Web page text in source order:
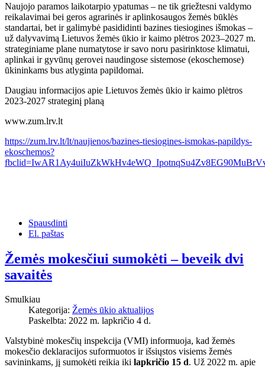
Naujojo paramos laikotarpio ypatumas – ne tik griežtesni valdymo
reikalavimai bei geros agrarinės ir aplinkosaugos žemės būklės
standartai, bet ir galimybė pasididinti bazines tiesiogines išmokas –
už dalyvavimą Lietuvos žemės ūkio ir kaimo plėtros 2023–2027 m.
strateginiame plane numatytose ir savo noru pasirinktose klimatui,
aplinkai ir gyvūnų gerovei naudingose sistemose (ekoschemose)
ūkininkams bus atlyginta papildomai.
Daugiau informacijos apie Lietuvos žemės ūkio ir kaimo plėtros
2023-2027 strateginį planą
www.zum.lrv.lt
https://zum.lrv.lt/lt/naujienos/bazines-tiesiogines-ismokas-papildys-
ekoschemos?
Spausdinti
El. paštas
Žemės mokesčiui sumokėti – beveik dvi
savaitės
Smulkiau
Kategorija: Žemės ūkio aktualijos
Paskelbta: 2022 m. lapkričio 4 d.
Valstybinė mokesčių inspekcija (VMI) informuoja, kad žemės
mokesčio deklaracijos suformuotos ir išsiųstos visiems žemės
savininkams, jį sumokėti reikia iki lapkričio 15 d. Už 2022 m. apie